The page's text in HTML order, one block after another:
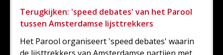
Terugkijken: 'speed debates' van het Parool
tussen Amsterdamse lijsttrekkers
Het Parool organiseert 'speed debates' waarin